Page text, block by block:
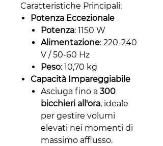
Caratteristiche Principali:
Potenza Eccezionale
Potenza: 1150 W
Alimentazione: 220-240
V / 50-60 Hz
Peso: 10,70 kg
Capacità Impareggiabile
Asciuga fino a 300
bicchieri all'ora, ideale
per gestire volumi
elevati nei momenti di
massimo afflusso.